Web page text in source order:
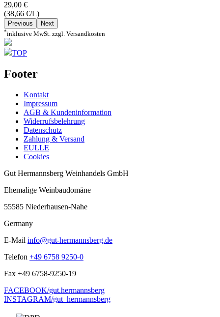
29,00 €
(38,66 €/L)
Previous Next
*inklusive MwSt. zzgl. Versandkosten
TOP
Footer
Kontakt
Impressum
AGB & Kundeninformation
Widerrufsbelehrung
Datenschutz
Zahlung & Versand
EULLE
Cookies
Gut Hermannsberg Weinhandels GmbH
Ehemalige Weinbaudomäne
55585 Niederhausen-Nahe
Germany
E-Mail info@gut-hermannsberg.de
Telefon +49 6758 9250-0
Fax +49 6758-9250-19
FACEBOOK/gut.hermannsberg
INSTAGRAM/gut_hermannsberg